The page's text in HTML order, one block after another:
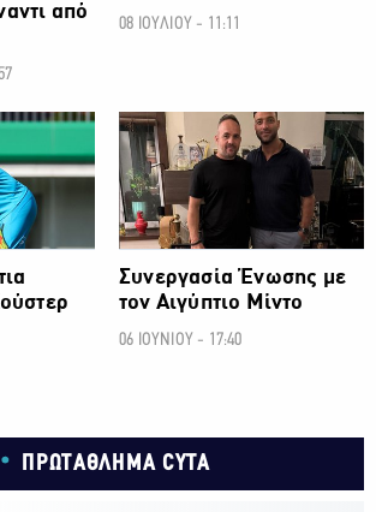
από
08 ΙΟΥΛΙΟΥ - 11:11
CYTA ΠΡΩΤΑΘΛΗΜΑ CYTA
Συνεργασία Ένωσης με
τον Αιγύπτιο Μίντο
06 ΙΟΥΝΙΟΥ - 17:40
ΠΡΩΤΑΘΛΗΜΑ CYTA